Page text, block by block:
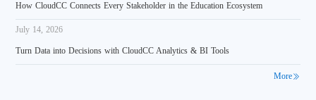
How CloudCC Connects Every Stakeholder in the Education Ecosystem
July 14, 2026
Turn Data into Decisions with CloudCC Analytics & BI Tools
More